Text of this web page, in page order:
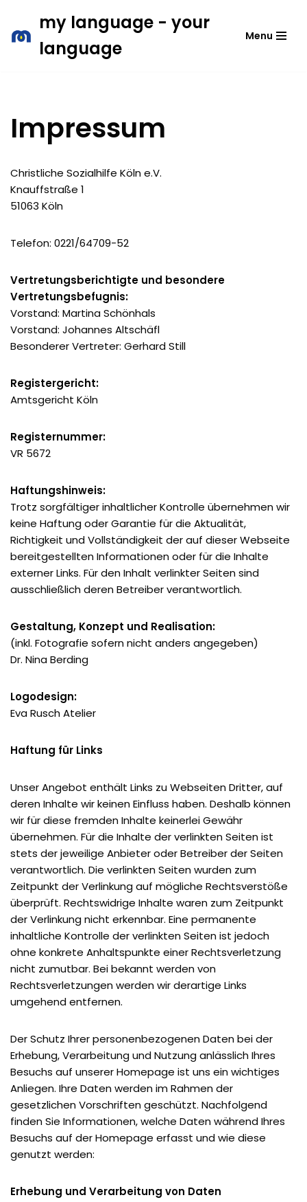
Zum
my language - your
language
Menu
Impressum
Christliche Sozialhilfe Köln e.V.
Knauffstraße 1
51063 Köln
Telefon: 0221/64709-52
Vertretungsberichtigte und besondere
Vertretungsbefugnis:
Vorstand: Martina Schönhals
Vorstand: Johannes Altschäfl
Besonderer Vertreter: Gerhard Still
Registergericht:
Amtsgericht Köln
Registernummer:
VR 5672
Haftungshinweis:
Trotz sorgfältiger inhaltlicher Kontrolle übernehmen wir
keine Haftung oder Garantie für die Aktualität,
Richtigkeit und Vollständigkeit der auf dieser Webseite
bereitgestellten Informationen oder für die Inhalte
externer Links. Für den Inhalt verlinkter Seiten sind
ausschließlich deren Betreiber verantwortlich.
Gestaltung, Konzept und Realisation:
(inkl. Fotografie sofern nicht anders angegeben)
Dr. Nina Berding
Logodesign:
Eva Rusch Atelier
Haftung für Links
Unser Angebot enthält Links zu Webseiten Dritter, auf
deren Inhalte wir keinen Einfluss haben. Deshalb können
wir für diese fremden Inhalte keinerlei Gewähr
übernehmen. Für die Inhalte der verlinkten Seiten ist
stets der jeweilige Anbieter oder Betreiber der Seiten
verantwortlich. Die verlinkten Seiten wurden zum
Zeitpunkt der Verlinkung auf mögliche Rechtsverstöße
überprüft. Rechtswidrige Inhalte waren zum Zeitpunkt
der Verlinkung nicht erkennbar. Eine permanente
inhaltliche Kontrolle der verlinkten Seiten ist jedoch
ohne konkrete Anhaltspunkte einer Rechtsverletzung
nicht zumutbar. Bei bekannt werden von
Rechtsverletzungen werden wir derartige Links
umgehend entfernen.
Der Schutz Ihrer personenbezogenen Daten bei der
Erhebung, Verarbeitung und Nutzung anlässlich Ihres
Besuchs auf unserer Homepage ist uns ein wichtiges
Anliegen. Ihre Daten werden im Rahmen der
gesetzlichen Vorschriften geschützt. Nachfolgend
finden Sie Informationen, welche Daten während Ihres
Besuchs auf der Homepage erfasst und wie diese
genutzt werden:
Erhebung und Verarbeitung von Daten